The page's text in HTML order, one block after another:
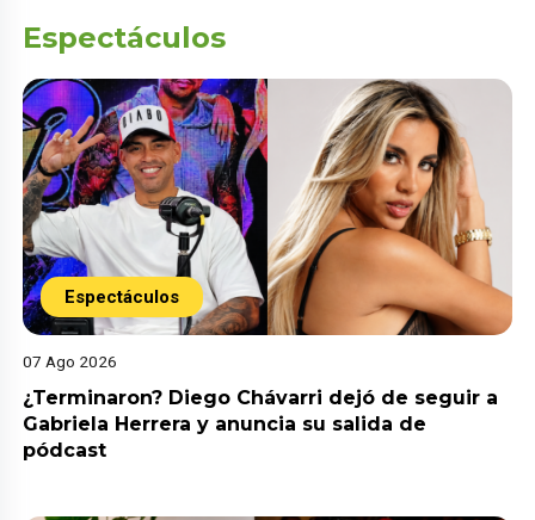
Espectáculos
Espectáculos
07 Ago 2026
¿Terminaron? Diego Chávarri dejó de seguir a
Gabriela Herrera y anuncia su salida de
pódcast